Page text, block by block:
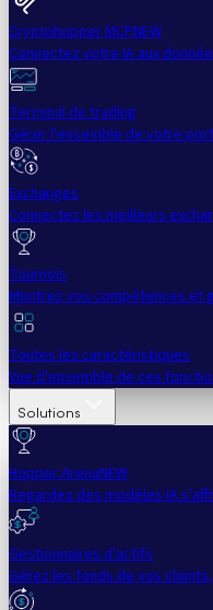
Cryptohopper MCPNEW
Connectez votre IA aux
Terminal de trading
Gérer l'ensemble de votre
Exchanges
Connectez les meilleurs
Tournois
Montrez vos compétences et
Toutes les caractéristiques
Vue d'ensemble de ces
Solutions
Hopper ArenaNEW
Regardez des modèles IA
Gestionnaires d'actifs
Gérez les fonds de vos